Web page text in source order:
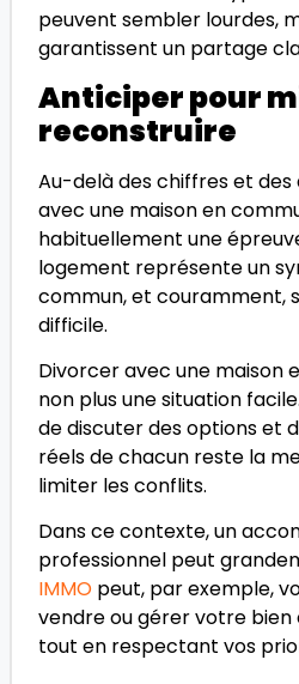
peuvent sembler lourdes,
garantissent un partage
Anticiper pour
reconstruire
Au-delà des chiffres et
avec une maison en
habituellement une
logement représente un
commun, et couramment,
difficile.
Divorcer avec une maison
non plus une situation
de discuter des options et
réels de chacun reste la
limiter les conflits.
Dans ce contexte, un
professionnel peut
IMMO peut, par exemple,
vendre ou gérer votre
tout en respectant vos